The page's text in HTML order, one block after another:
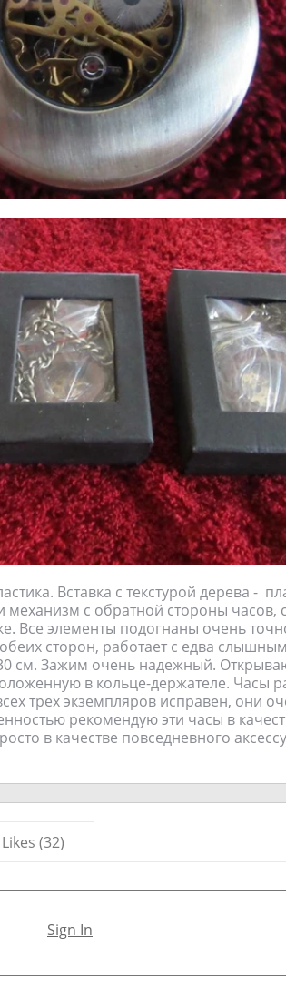
Вставка с текстурой дерева -
с обратной стороны часов,
Все элементы подогнаны очень
сторон, работает с едва
см. Зажим очень надежный.
в кольце-держателе. Часы
трех экземпляров исправен, они
рекомендую эти часы в
в качестве повседневного
Likes (32)
Sign In